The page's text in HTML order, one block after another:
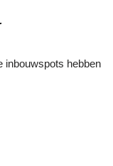
inbouwspots hebben